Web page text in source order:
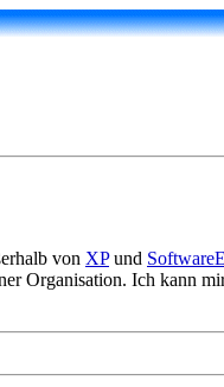
von XPund
Organisation. Ich kann